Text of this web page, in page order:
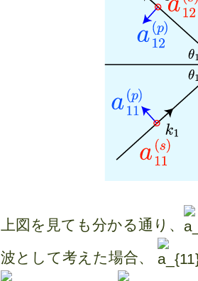
上図を見ても分かる通り、
波として考えた場合、